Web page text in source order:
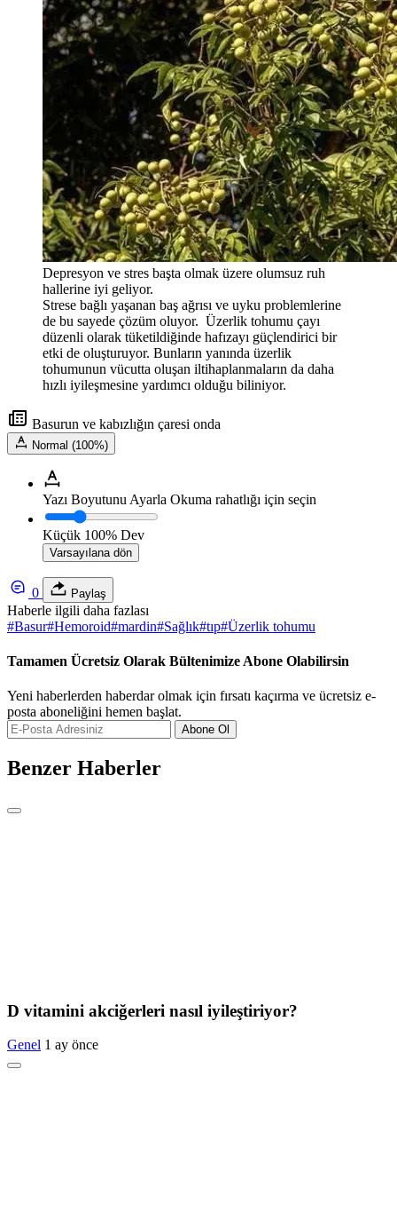
Depresyon ve stres başta olmak üzere olumsuz ruh
hallerine iyi geliyor.
Strese bağlı yaşanan baş ağrısı ve uyku problemlerine
de bu sayede çözüm oluyor. Üzerlik tohumu çayı
düzenli olarak tüketildiğinde hafızayı güçlendirici bir
etki de oluşturuyor. Bunların yanında üzerlik
tohumunun vücutta oluşan iltihaplanmaların da daha
hızlı iyileşmesine yardımcı olduğu biliniyor.
Basurun ve kabızlığın çaresi onda
Normal (100%)
Yazı Boyutunu Ayarla Okuma rahatlığı için seçin
Küçük 100% Dev
Varsayılana dön
0 Paylaş
Haberle ilgili daha fazlası
#Basur#Hemoroid#mardin#Sağlık#tıp#Üzerlik tohumu
Tamamen Ücretsiz Olarak Bültenimize Abone Olabilirsin
Yeni haberlerden haberdar olmak için fırsatı kaçırma ve ücretsiz e-
posta aboneliğini hemen başlat.
Abone Ol
Benzer Haberler
D vitamini akciğerleri nasıl iyileştiriyor?
Genel 1 ay önce